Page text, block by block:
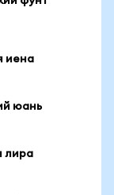
иена
юань
лира